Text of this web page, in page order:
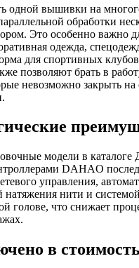
одной вышивки на
обработки
Это особенно важно
одежда,
для спортивных
позволяют брать в
невозможно закрыть
модели в каталоге
DAHAO
управления,
натяжения нити и
голове, что снижает
в